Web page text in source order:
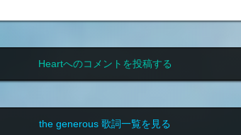
Heartへのコメントを投稿する
the generous 歌詞一覧を見る